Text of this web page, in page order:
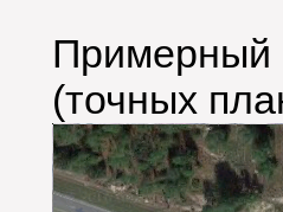
Примерный
(точных